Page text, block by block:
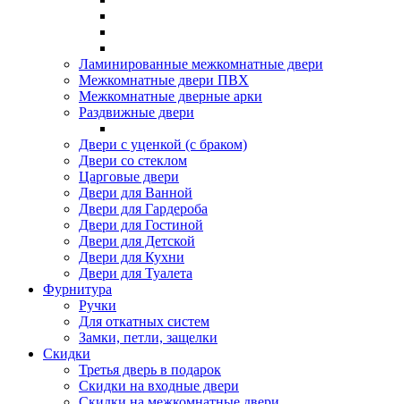
Ламинированные межкомнатные двери
Межкомнатные двери ПВХ
Межкомнатные дверные арки
Раздвижные двери
Двери с уценкой (с браком)
Двери со стеклом
Царговые двери
Двери для Ванной
Двери для Гардероба
Двери для Гостиной
Двери для Детской
Двери для Кухни
Двери для Туалета
Фурнитура
Ручки
Для откатных систем
Замки, петли, защелки
Скидки
Третья дверь в подарок
Скидки на входные двери